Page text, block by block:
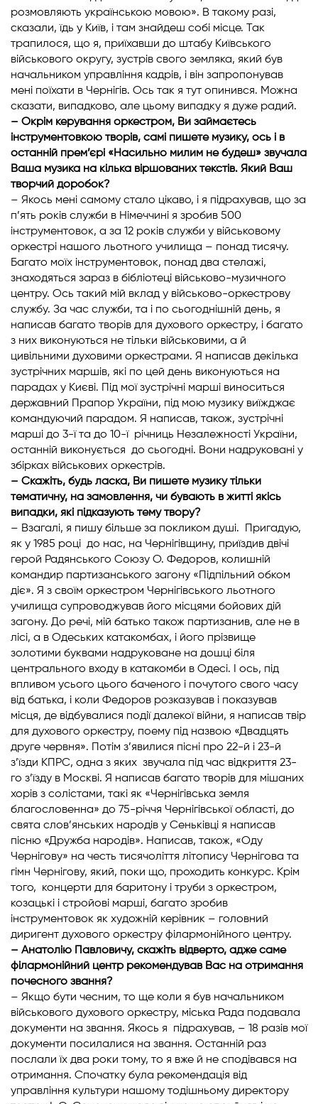
розмовляють українською мовою». В такому разі,
сказали, їдь у Київ, і там знайдеш собі місце. Так
трапилося, що я, приїхавши до штабу Київського
військового округу, зустрів свого земляка, який був
начальником управління кадрів, і він запропонував
мені поїхати в Чернігів. Ось так я тут опинився. Можна
сказати, випадково, але цьому випадку я дуже радий.
– Окрім керування оркестром, Ви займаєтесь
інструментовкою творів, самі пишете музику, ось і в
останній прем’єрі «Насильно милим не будеш» звучала
Ваша музика на кілька віршованих текстів. Який Ваш
творчий доробок?
– Якось мені самому стало цікаво, і я підрахував, що за
п’ять років служби в Німеччині я зробив 500
інструментовок, а за 12 років служби у військовому
оркестрі нашого льотного училища – понад тисячу.
Багато моїх інструментовок, понад два стелажі,
знаходяться зараз в бібліотеці військово-музичного
центру. Ось такий мій вклад у військово-оркестрову
службу. За час служби, та і по сьогоднішній день, я
написав багато творів для духового оркестру, і багато
з них виконуються не тільки військовими, а й
цивільними духовими оркестрами. Я написав декілька
зустрічних маршів, які по цей день виконуються на
парадах у Києві. Під мої зустрічні марші виноситься
державний Прапор України, під мою музику виїжджає
командуючий парадом. Я написав, також, зустрічні
марші до 3-ї та до 10-ї річниць Незалежності України,
останній виконується до сьогодні. Вони надруковані у
збірках військових оркестрів.
– Скажіть, будь ласка, Ви пишете музику тільки
тематичну, на замовлення, чи бувають в житті якісь
випадки, які підказують тему твору?
– Взагалі, я пишу більше за покликом душі. Пригадую,
як у 1985 році до нас, на Чернігівщину, приїздив двічі
герой Радянського Союзу О. Федоров, колишній
командир партизанського загону «Підпільний обком
діє». Я з своїм оркестром Чернігівського льотного
училища супроводжував його місцями бойових дій
загону. До речі, мій батько також партизанив, але не в
лісі, а в Одеських катакомбах, і його прізвище
золотими буквами надруковане на дошці біля
центрального входу в катакомби в Одесі. І ось, під
впливом усього цього баченого і почутого свого часу
від батька, і коли Федоров розказував і показував
місця, де відбувалися події далекої війни, я написав твір
для духового оркестру, поему під назвою «Двадцять
друге червня». Потім з’явилися пісні про 22-й і 23-й
з’їзди КПРС, одна з яких звучала під час відкриття 23-
го з’їзду в Москві. Я написав багато творів для мішаних
хорів з солістами, такі як «Чернігівська земля
благословенна» до 75-річчя Чернігівської області, до
свята слов’янських народів у Сеньківці я написав
пісню «Дружба народів». Написав, також, «Оду
Чернігову» на честь тисячоліття літопису Чернігова та
гімн Чернігову, який, поки що, проходить конкурс. Крім
того, концерти для баритону і труби з оркестром,
козацькі і стройові марші, багато зробив
інструментовок як художній керівник – головний
диригент духового оркестру філармонійного центру.
– Анатолію Павловичу, скажіть відверто, адже саме
філармонійний центр рекомендував Вас на отримання
почесного звання?
– Якщо бути чесним, то ще коли я був начальником
військового духового оркестру, міська Рада подавала
документи на звання. Якось я підрахував, – 18 разів мої
документи посилалися на звання. Останній раз
послали їх два роки тому, то я вже й не сподівався на
отримання. Спочатку була рекомендація від
управління культури нашому тодішньому директору